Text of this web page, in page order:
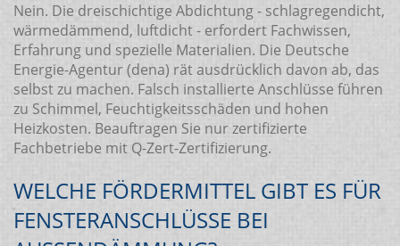
Nein. Die dreischichtige Abdichtung - schlagregendicht,
wärmedämmend, luftdicht - erfordert Fachwissen,
Erfahrung und spezielle Materialien. Die Deutsche
Energie-Agentur (dena) rät ausdrücklich davon ab, das
selbst zu machen. Falsch installierte Anschlüsse führen
zu Schimmel, Feuchtigkeitsschäden und hohen
Heizkosten. Beauftragen Sie nur zertifizierte
Fachbetriebe mit Q-Zert-Zertifizierung.
WELCHE FÖRDERMITTEL GIBT ES FÜR
FENSTERANSCHLÜSSE BEI